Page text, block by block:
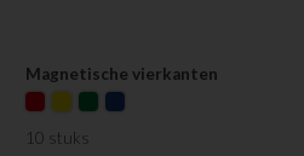
Magnetische vierkanten
10 stuks